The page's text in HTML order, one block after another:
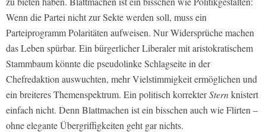
Wenn die Partei nicht zur Sekte werden soll, muss ein
Parteiprogramm Polaritäten aufweisen. Nur Widersprüche machen
das Leben spürbar. Ein bürgerlicher Liberaler mit aristokratischem
Stammbaum könnte die pseudolinke Schlagseite in der
Chefredaktion auswuchten, mehr Vielstimmigkeit ermöglichen und
ein breiteres Themenspektrum. Ein politisch korrekterSternknistert
einfach nicht. Denn Blattmachen ist ein bisschen auch wie Flirten –
ohne elegante Übergriffigkeiten geht gar nichts.